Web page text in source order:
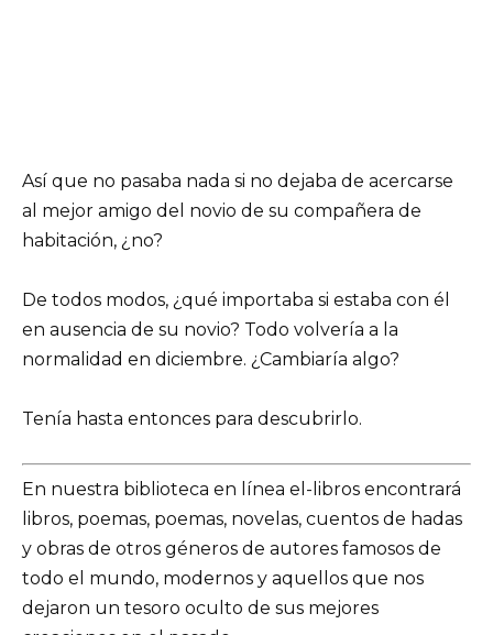
Así que no pasaba nada si no dejaba de acercarse
al mejor amigo del novio de su compañera de
habitación, ¿no?
De todos modos, ¿qué importaba si estaba con él
en ausencia de su novio? Todo volvería a la
normalidad en diciembre. ¿Cambiaría algo?
Tenía hasta entonces para descubrirlo.
En nuestra biblioteca en línea el-libros encontrará
libros, poemas, poemas, novelas, cuentos de hadas
y obras de otros géneros de autores famosos de
todo el mundo, modernos y aquellos que nos
dejaron un tesoro oculto de sus mejores